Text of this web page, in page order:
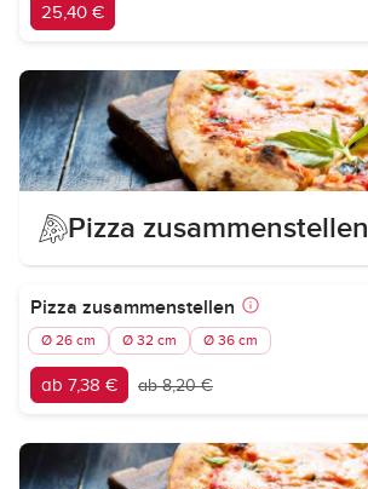
25,40 €
Pizza zusammenstellen
Pizza zusammenstellen
Ø 26 cm Ø 32 cm Ø 36 cm
ab 7,38 € ab 8,20 €